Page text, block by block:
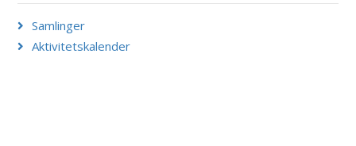
Samlinger
Aktivitetskalender